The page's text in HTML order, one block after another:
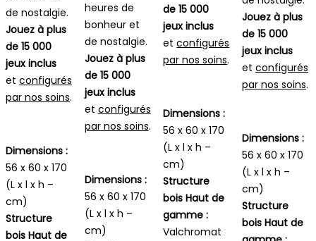
de nostalgie.
Jouez à plus
de 15 000
jeux inclus
et configurés
par nos soins.
Dimensions :
56 x 60 x 170
(L x l x h –
cm)
Structure
bois Haut de
heures de
bonheur et
de nostalgie.
Jouez à plus
de 15 000
jeux inclus
et configurés
par nos soins.
Dimensions :
56 x 60 x 170
(L x l x h –
cm)
de 15 000
jeux inclus
etconfigurés
par nos soins.
Dimensions :
56 x 60 x 170
(L x l x h –
cm)
Structure
bois Haut de
gamme :
Valchromat
Jouez à plus
de 15 000
jeux inclus
et configurés
par nos soins.
Dimensions :
56 x 60 x 170
(L x l x h –
cm)
Structure
bois Haut de